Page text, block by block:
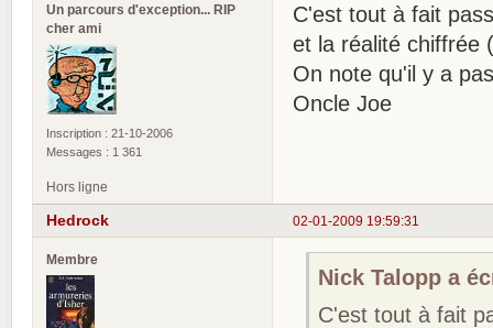
Un parcours d'exception... RIP
cher ami
Inscription : 21-10-2006
Messages : 1 361
C'est tout à fait
et la réalité chiffrée
On note qu'il y a
Oncle Joe
Hors ligne
02-01-2009 19:59:31
Hedrock
Membre
Nick Talopp a
C'est tout à fait